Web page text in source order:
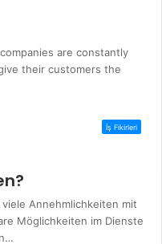
are constantly
their customers the
İş Fikirleri
Annehmlichkeiten mit
Möglichkeiten im Dienste